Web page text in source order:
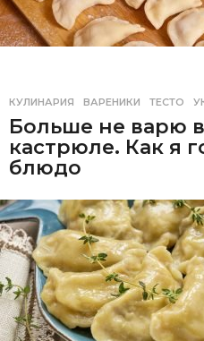
КУЛИНАРИЯ ВАРЕНИКИ ,ТЕСТО ,
Больше не варю
кастрюле. Как я
блюдо